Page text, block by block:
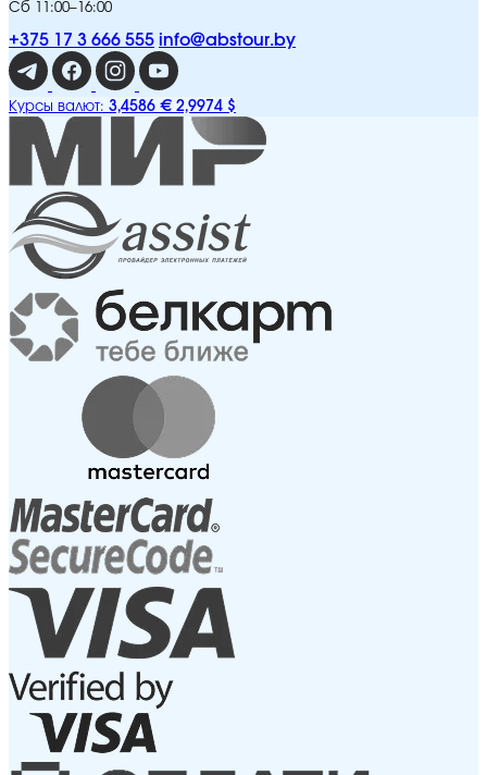
Сб 11:00–16:00
+375 17 3 666 555 info@abstour.by
Курсы валют: 3,4586 € 2,9974 $